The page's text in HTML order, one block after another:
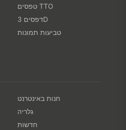
טפסים TTO
דפסים 3D
טביעות תמונות
חנות באינטרנט
גלריה
חדשות